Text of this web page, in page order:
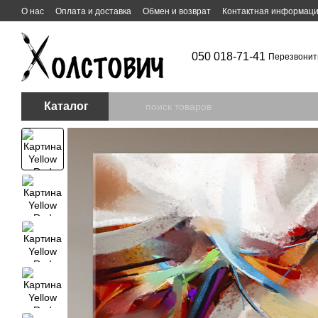
Перейти к основному контенту
О нас Оплата и доставка Обмен и возврат Контактная
050 018-71-41
Каталог